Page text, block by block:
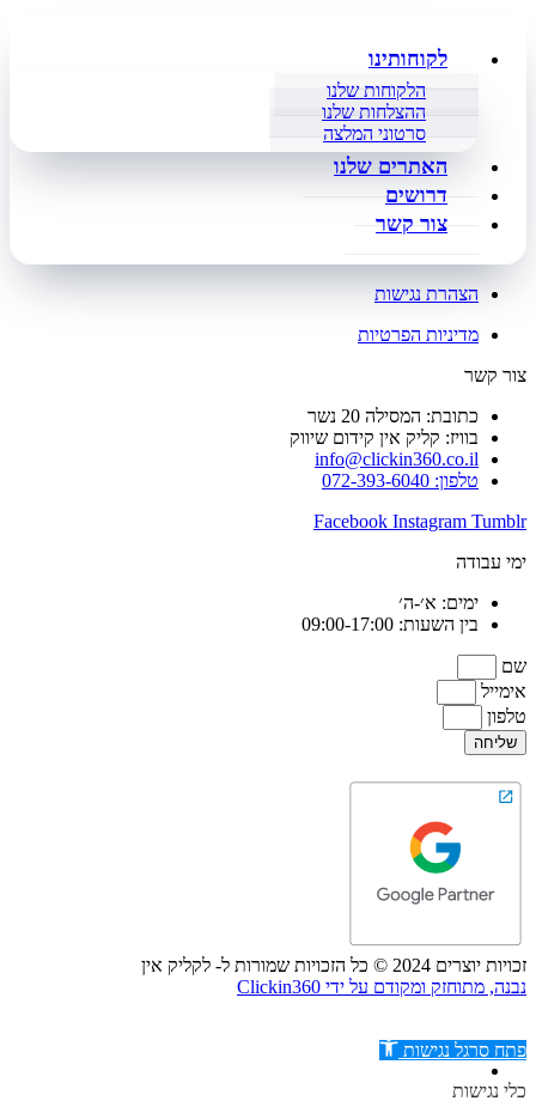
לקוחותינו
הלקוחות שלנו
ההצלחות שלנו
סרטוני המלצה
האתרים שלנו
דרושים
צור קשר
הצהרת נגישות
מדיניות הפרטיות
צור קשר
כתובת: המסילה 20 נשר
בוויז: קליק אין קידום שיווק
info@clickin360.co.il
טלפון: 072-393-6040
Facebook Instagram Tumblr
ימי עבודה
ימים: א׳-ה׳
בין השעות: 09:00-17:00
שם
אימייל
טלפון
שליחה
זכויות יוצרים 2024 © כל הזכויות שמורות ל- לקליק אין
נבנה, מתוחזק ומקודם על ידי Clickin360
פתח סרגל נגישות
כלי נגישות